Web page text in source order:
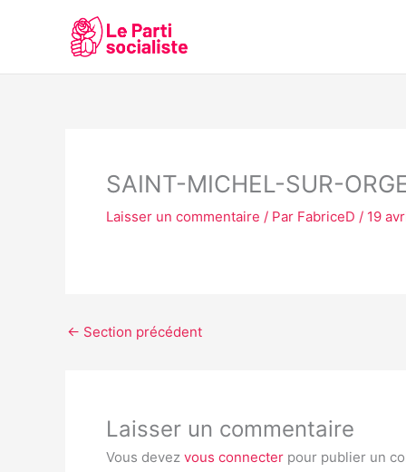
SAINT-MICHEL-SUR-
Laisser un commentaire / Par FabriceD / 19
← Section précédent
Laisser un commentaire
Vous devez vous connecter pour publier un